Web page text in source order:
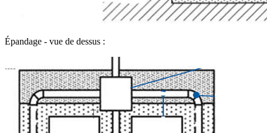
Épandage - vue de dessus :